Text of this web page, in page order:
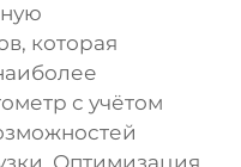
которая
с учётом